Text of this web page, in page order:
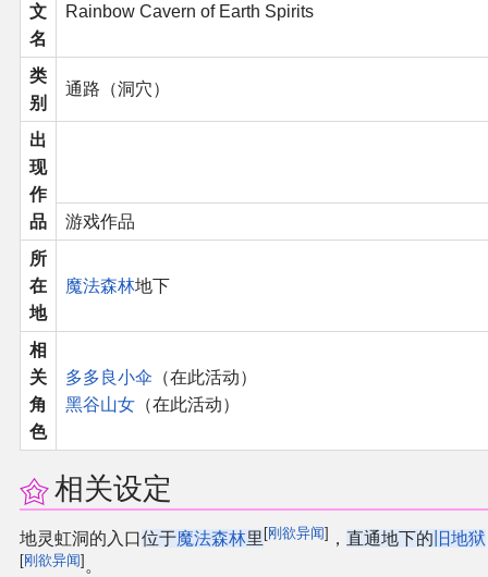
文
名
Rainbow Cavern of Earth Spirits
类
别
通路（洞穴）
出
现
作
品
游戏作品
所
在
地
魔法森林地下
相
关
角
色
多多良小伞 （在此活动）
黑谷山女 （在此活动）
相关设定
地灵虹洞的入口位于魔法森林里 [刚欲异闻] ， 直通地下的 旧地狱
[刚欲异闻] 。
展会及活动导航
展会作品列表
商业二次创作
同人二次创作
同人社团列表
同人志分类
同人专辑分类
同人软件列表
同人角色列表
同人视频列表